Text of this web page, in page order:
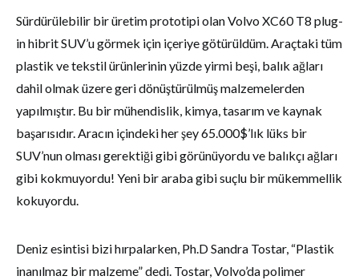
Sürdürülebilir bir üretim prototipi olan Volvo XC60 T8 plug-
in hibrit SUV’u görmek için içeriye götürüldüm. Araçtaki tüm
plastik ve tekstil ürünlerinin yüzde yirmi beşi, balık ağları
dahil olmak üzere geri dönüştürülmüş malzemelerden
yapılmıştır. Bu bir mühendislik, kimya, tasarım ve kaynak
başarısıdır. Aracın içindeki her şey 65.000$’lık lüks bir
SUV’nun olması gerektiği gibi görünüyordu ve balıkçı ağları
gibi kokmuyordu! Yeni bir araba gibi suçlu bir mükemmellik
kokuyordu.
Deniz esintisi bizi hırpalarken, Ph.D Sandra Tostar, “Plastik
inanılmaz bir malzeme” dedi. Tostar, Volvo’da polimer